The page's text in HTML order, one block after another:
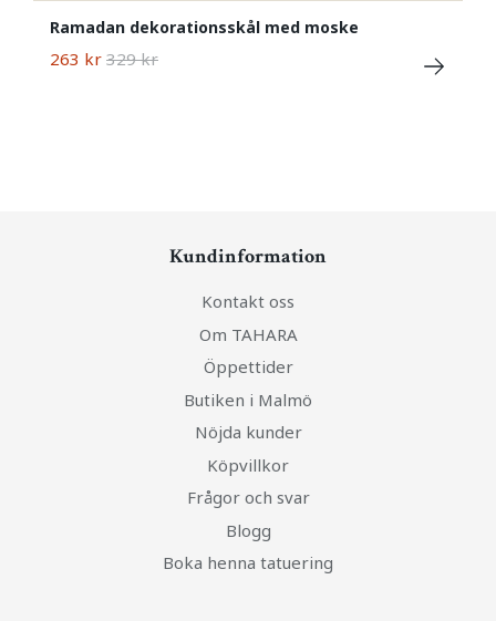
Ramadan dekorationsskål med moske
263 kr 329 kr
Kundinformation
Kontakt oss
Om TAHARA
Öppettider
Butiken i Malmö
Nöjda kunder
Köpvillkor
Frågor och svar
Blogg
Boka henna tatuering